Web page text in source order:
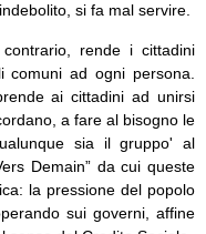
si fa mal servire.
rende i cittadini
comuni ad ogni persona.
ai cittadini ad unirsi
a fare al bisogno le
sia il gruppo' al
Demain” da cui queste
la pressione del popolo
sui governi, affine